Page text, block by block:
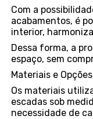
Com a
acabamentos, é
interior,
Dessa forma, a
espaço, sem
Materiais e
Os materiais
escadas sob
necessidade de